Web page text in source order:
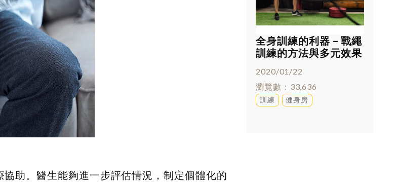
助。醫生能夠進一步評估情況，制定個體化的
全身訓練的利器－戰繩
訓練的方法與多元效果
2020/01/22
瀏覽數
33,636
訓練 健身房